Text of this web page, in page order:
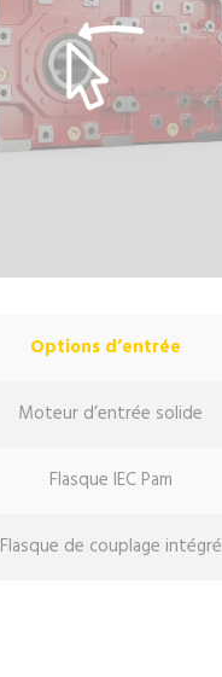
Options d’entrée
Moteur d’entrée solide
Flasque IEC Pam
Flasque de couplage intégré